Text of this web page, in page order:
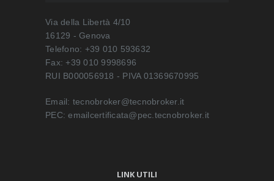
Via della Libertà 4/10
16129 - Genova
Telefono: +39 010 593632
Fax: +39 010 9998696
RUI B000056918 - PIVA 01369670995
Email: tecnobroker@tecnobroker.it
PEC: emailcertificata@pec.tecnobroker.it
LINK UTILI